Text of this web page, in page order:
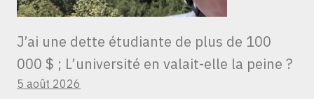
J’ai une dette étudiante de plus de 100
000 $ ; L’université en valait-elle la peine ?
5 août 2026